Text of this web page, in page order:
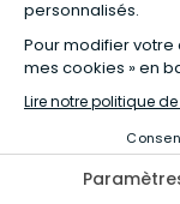
MES COURSES EN
Crème
BIO - Endro
16,90 € 17,75 €